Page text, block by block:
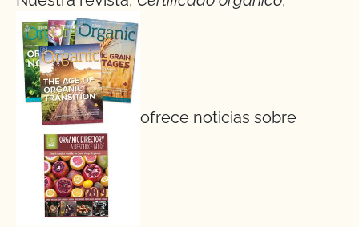
ofrece noticias sobre